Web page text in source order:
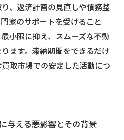
、返済計画の見直しや債務整
家のサポートを受けること
小限に抑え、スムーズな不動
ます。滞納期間をできるだけ
取市場での安定した活動につ
与える悪影響とその背景